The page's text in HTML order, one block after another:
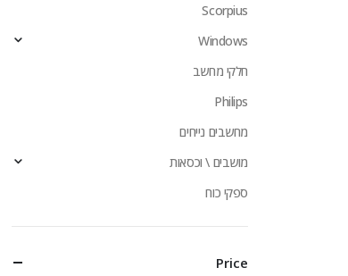
Scorpius
Windows
חלקי מחשב
Philips
מחשבים נייחים
מושבים \ וכסאות
ספקי כוח
Price